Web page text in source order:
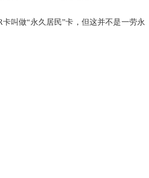
叫做“永久居民”卡，但这并不是一劳永